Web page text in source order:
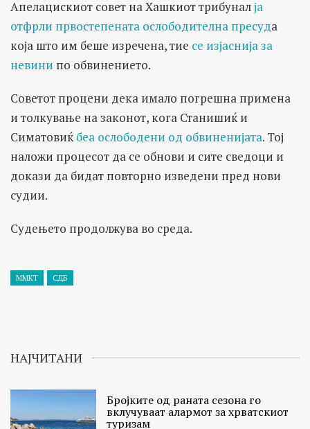
Апелацискиот совет на Хашкиот трибуналја
отфрли првостепената ослободителна пресуда
која што им беше изречена, тие се изјаснија за
невини по обвинението.
Советот процени дека имало погрешна примена
и толкување на законот, кога Станишиќ и
Симатовиќбеа ослободени од обвиненијата. Тој
наложи процесот да се обнови и сите сведоци и
докази да бидат повторно изведени пред нови
судии.
Судењето продолжува во среда.
ММКТ СДБ
НАЈЧИТАНИ
Бројките од раната сезона го
вклучуваат алармот за хрватскиот
туризам